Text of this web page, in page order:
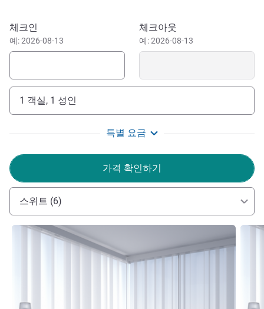
여 만든 수상 경력에 빛나는 반얀 트리 스파를 제공합니다.
반얀트리 마야코바 팀은 독립형 전용 수영장 빌라와 스위
별한 시간이 되도록 최선을 다하겠습니다. 여러분을 맞이할
Afonso Cunha 호텔 관리
이 호텔 예약하기
체크인
예: 2026-08-13
체크아웃
예: 2026-08-13
1 객실, 1 성인
특별 요금
가격 확인하기
스위트 (6)
세부 정보 보기 세부